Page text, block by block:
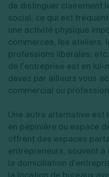
de distinguer clairement
social, ce qui est
une activité physique
commerces, les ateliers,
professions libérales,
de l’entreprise est en lui-
devez par ailleurs vous
commercial ou
Une autre alternative est
en pépinière ou espace
offrent des espaces
entrepreneurs, souvent
la domiciliation